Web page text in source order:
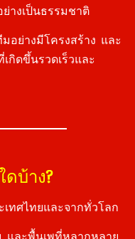
างเป็นธรรมชาติ
อย่างมีโครงสร้าง และ
กิดขึ้นรวดเร็วและ
ดบ้าง?
ทศไทยและจากทั่วโลก